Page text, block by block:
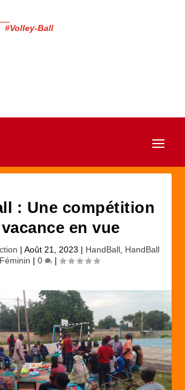
Ball
: Une compétition
en vue
| Août 21, 2023 | HandBall, HandBall
Féminin | 0 |